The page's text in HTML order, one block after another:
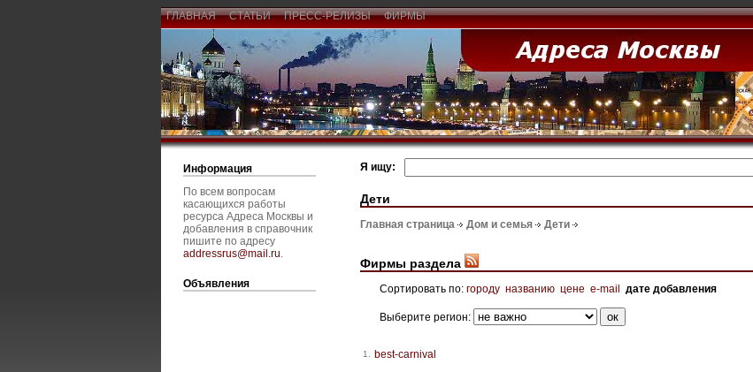
ГЛАВНАЯ СТАТЬИ ПРЕСС-РЕЛИЗЫ ФИРМЫ
Информация
По всем вопросам
касающихся работы
ресурса Адреса Москвы и
добавления в справочник
пишите по адресу
addressrus@mail.ru.
Объявления
Я ищу:
Дети
Главная страница Дом и семья Дети
Фирмы раздела
Сортировать по: городу названию цене e-mail дате добавления
Выберите регион:
1. best-carnival